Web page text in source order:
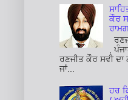
ਕੌਰ
,
ਰਣਜੀਤ ਕੌਰ ਸਵੀ ਦਾ
ਜਾਂ...
ਹਰ